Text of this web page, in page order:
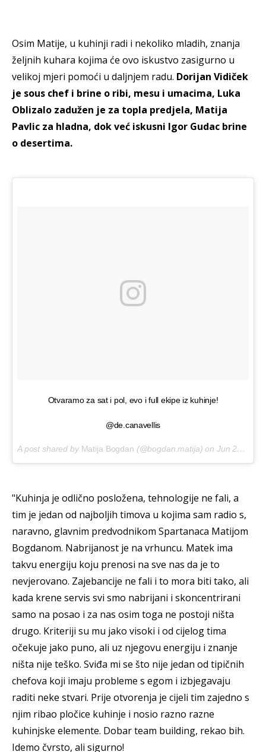
Osim Matije, u kuhinji radi i nekoliko mladih, znanja
željnih kuhara kojima će ovo iskustvo zasigurno u
velikoj mjeri pomoći u daljnjem radu. Dorijan Vidiček
je sous chef i brine o ribi, mesu i umacima, Luka
Oblizalo zadužen je za topla predjela, Matija
Pavlic za hladna, dok već iskusni Igor Gudac brine
o desertima.
Otvaramo za sat i pol, evo i full ekipe iz kuhinje!
@de.canavellis
A post shared by Matija Bogdan (@bogdan.matija) on Jun 23, 2018 at 9:42am PDT
"Kuhinja je odlično posložena, tehnologije ne fali, a
tim je jedan od najboljih timova u kojima sam radio s,
naravno, glavnim predvodnikom Spartanaca Matijom
Bogdanom. Nabrijanost je na vrhuncu. Matek ima
takvu energiju koju prenosi na sve nas da je to
nevjerovano. Zajebancije ne fali i to mora biti tako, ali
kada krene servis svi smo nabrijani i skoncentrirani
samo na posao i za nas osim toga ne postoji ništa
drugo. Kriteriji su mu jako visoki i od cijelog tima
očekuje jako puno, ali uz njegovu energiju i znanje
ništa nije teško. Sviđa mi se što nije jedan od tipičnih
chefova koji imaju probleme s egom i izbjegavaju
raditi neke stvari. Prije otvorenja je cijeli tim zajedno s
njim ribao pločice kuhinje i nosio razno razne
kuhinjske elemente. Dobar team building, rekao bih.
Idemo čvrsto, ali sigurno!